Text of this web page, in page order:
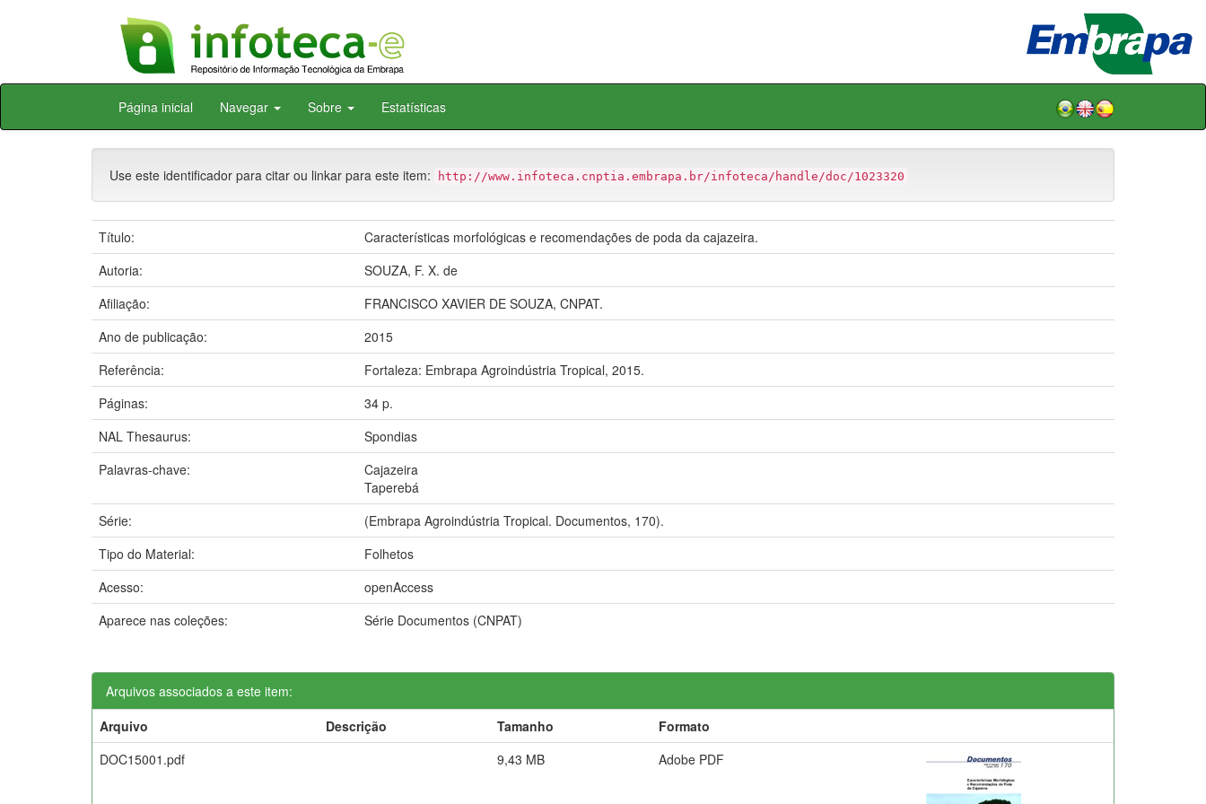
Skip
Página inicial Navegar Sobre Estatísticas
Use este identificador para citar ou linkar para este item: http://www.infoteca.cnptia.embrapa.br/infoteca/handle/doc/1023320
Título:
Características morfológicas e recomendações de poda da cajazeira.
Autoria:
SOUZA, F. X. de
Afiliação:
FRANCISCO XAVIER DE SOUZA, CNPAT.
Ano de publicação:
2015
Referência:
Fortaleza: Embrapa Agroindústria Tropical, 2015.
Páginas:
34 p.
NAL Thesaurus:
Spondias
Palavras-chave:
Cajazeira
Taperebá
Série:
(Embrapa Agroindústria Tropical. Documentos, 170).
Tipo do Material:
Folhetos
Acesso:
openAccess
Aparece nas coleções:
Série Documentos (CNPAT)
Arquivos associados a este item:
Arquivo
Descrição Tamanho
Formato
DOC15001.pdf
9,43 MB Adobe PDF